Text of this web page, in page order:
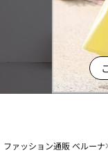
ファッション通販 ベルーナ